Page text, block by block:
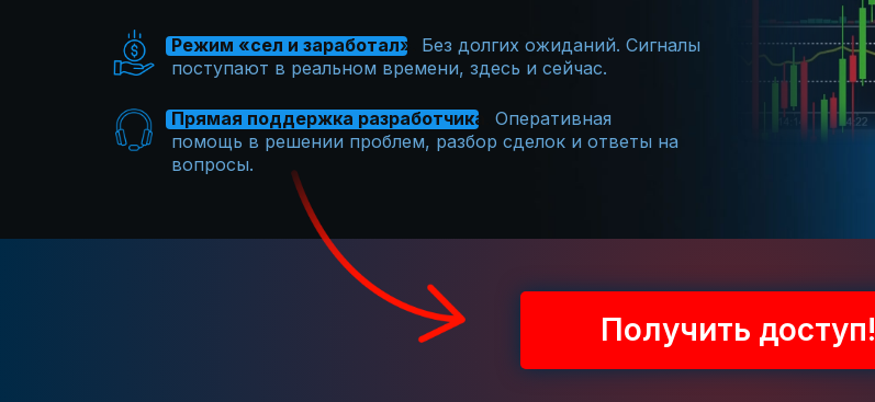
Прямая поддержка разработчика
Оперативная
помощь в решении проблем, разбор сделок и ответы на
вопросы.
Режим «сел и заработал»
Без долгих ожиданий. Сигналы
поступают в реальном времени, здесь и сейчас.
Получить доступ!